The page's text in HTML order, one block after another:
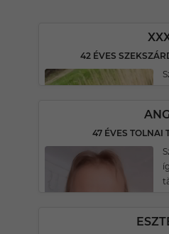
42 ÉVES
47 ÉVES TOLNAI